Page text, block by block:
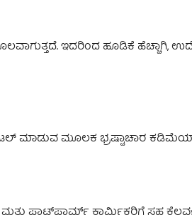
ಇದರಿಂದ ಹೂಡಿಕೆ ಹೆಚ್ಚಾಗಿ,
ಮಾಡುವ ಮೂಲಕ ಭ್ರಷ್ಟಾಚಾರ